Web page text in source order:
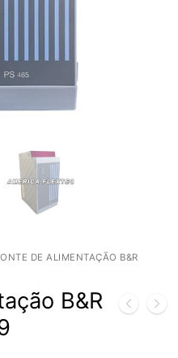
DE ALIMENTAÇÃO B&R
B&R